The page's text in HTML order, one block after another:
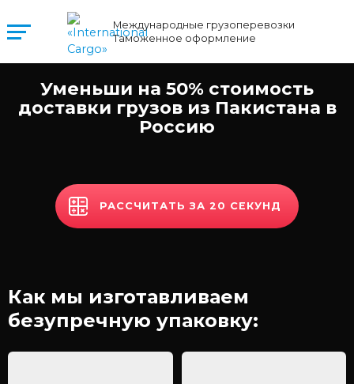
Международные грузоперевозки
Таможенное оформление
Уменьши на 50% стоимость
доставки грузов из Пакистана в
Россию
РАССЧИТАТЬ ЗА 20 СЕКУНД
Как мы изготавливаем
безупречную упаковку: